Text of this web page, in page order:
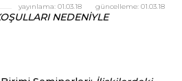
güncelleme: 01.03.18
yayınlama: 01.03.18
NEDENİYLE